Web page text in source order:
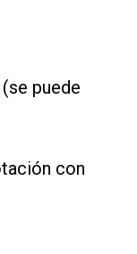
puede
con